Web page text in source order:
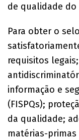
de qualidade do
Para obter o
requisitos
informação e
(FISPQs);
da qualidade;
matérias-